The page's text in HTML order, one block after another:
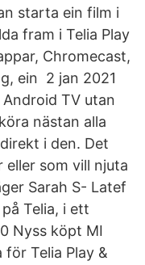
starta ein film i
fram i Telia Play
Chromecast,
ein 2 jan 2021
TV utan
nästan alla
i den. Det
som vill njuta
Sarah S- Latef
Telia, i ett
Nyss köpt MI
för Telia Play &